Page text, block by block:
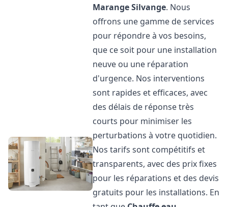
Marange Silvange. Nous
offrons une gamme de services
pour répondre à vos besoins,
que ce soit pour une installation
neuve ou une réparation
d'urgence. Nos interventions
sont rapides et efficaces, avec
des délais de réponse très
courts pour minimiser les
perturbations à votre quotidien.
Nos tarifs sont compétitifs et
transparents, avec des prix fixes
pour les réparations et des devis
gratuits pour les installations. En